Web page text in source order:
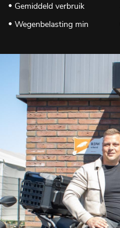
Gemiddeld verbruik
Wegenbelasting min